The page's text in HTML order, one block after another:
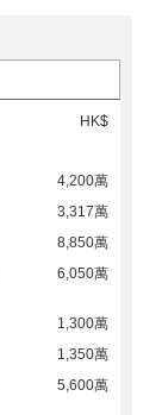
HK$
4,200萬
3,317萬
8,850萬
6,050萬
1,300萬
1,350萬
5,600萬